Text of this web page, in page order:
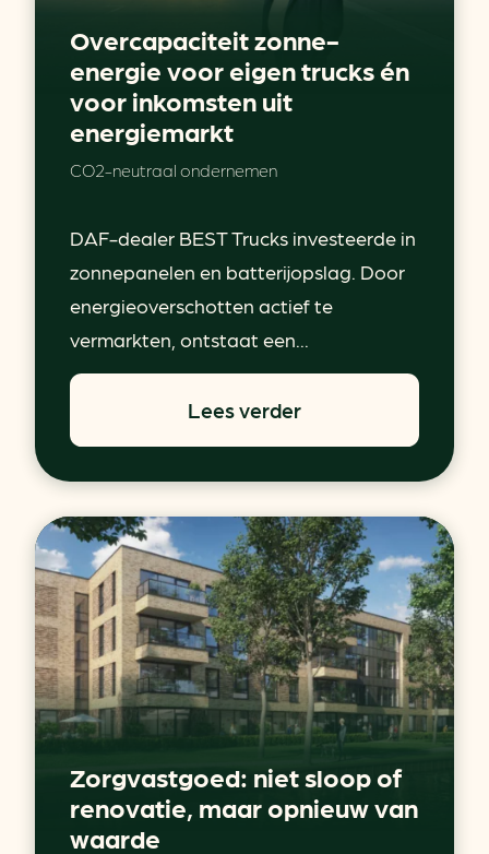
Overcapaciteit zonne-
energie voor eigen trucks én
voor inkomsten uit
energiemarkt
CO2-neutraal ondernemen
DAF-dealer BEST Trucks investeerde in
zonnepanelen en batterijopslag. Door
energieoverschotten actief te
vermarkten, ontstaat een...
Lees verder
Zorgvastgoed: niet sloop of
renovatie, maar opnieuw van
waarde